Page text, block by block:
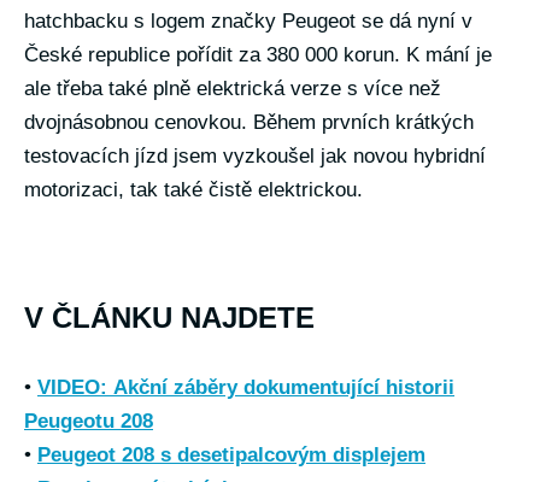
hatchbacku s logem značky Peugeot se dá nyní v
České republice pořídit za 380 000 korun. K mání je
ale třeba také plně elektrická verze s více než
dvojnásobnou cenovkou. Během prvních krátkých
testovacích jízd jsem vyzkoušel jak novou hybridní
motorizaci, tak také čistě elektrickou.
V ČLÁNKU NAJDETE
• VIDEO: Akční záběry dokumentující historii
Peugeotu 208
• Peugeot 208 s desetipalcovým displejem